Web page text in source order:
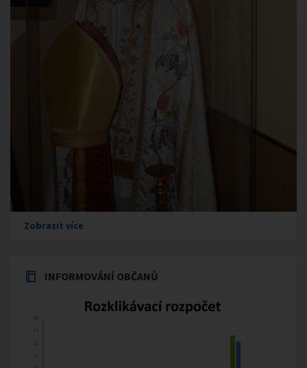
Zobrazit více
INFORMOVÁNÍ OBČANŮ